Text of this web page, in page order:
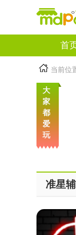
首
当前位
大
家
都
爱
玩
准星